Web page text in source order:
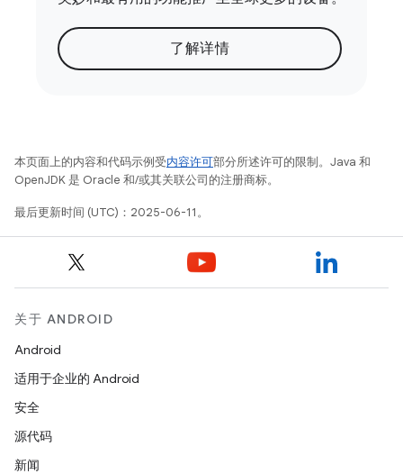
了解详情
本页面上的内容和代码示例受内容许可部分所述许可的限制。Java 和
OpenJDK 是 Oracle 和/或其关联公司的注册商标。
最后更新时间 (UTC)：2025-06-11。
关于 ANDROID
Android
适用于企业的 Android
安全
源代码
新闻